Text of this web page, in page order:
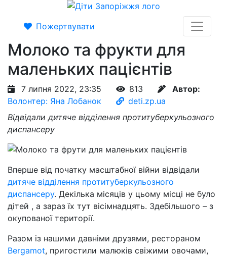
Пожертвувати
Молоко та фрукти для
маленьких пацієнтів
7 липня 2022, 23:35 813
Автор:
Волонтер: Яна Лобанок
deti.zp.ua
Відвідали дитяче відділення протитуберкульозного
диспансеру
Вперше від початку масштабної війни відвідали
дитяче відділення протитуберкульозного
диспансеру. Декілька місяців у цьому місці не було
дітей , а зараз їх тут вісімнадцять. Здебільшого – з
окупованої території.
Разом із нашими давніми друзями, рестораном
Bergamot, пригостили малюків свіжими овочами,